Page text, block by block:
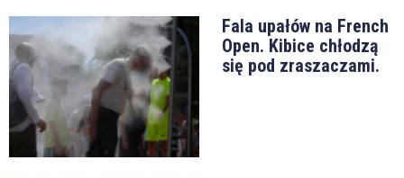
Fala upałów na French
Open. Kibice chłodzą
się pod zraszaczami.